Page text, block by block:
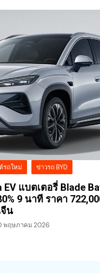
รถใหม่ ข่าวรถ BYD
EV แบตเตอรี่ Blade
9 นาที ราคา
น
พฤษภาคม 2026